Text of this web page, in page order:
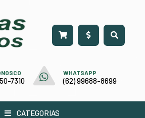
7310
WHATSAPP
(62) 99688-8699
CATEGORIAS